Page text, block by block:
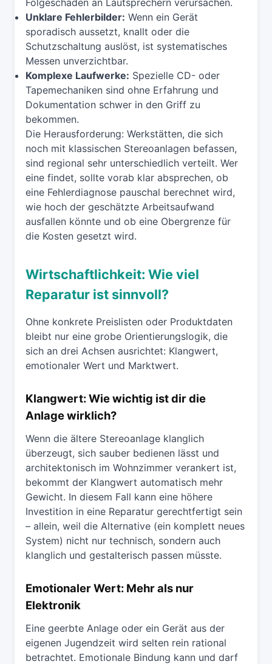
Unklare Fehlerbilder: Wenn ein Gerät
sporadisch aussetzt, knallt oder die
Schutzschaltung auslöst, ist systematisches
Messen unverzichtbar.
Komplexe Laufwerke: Spezielle CD- oder
Tapemechaniken sind ohne Erfahrung und
Dokumentation schwer in den Griff zu
bekommen.
Die Herausforderung: Werkstätten, die sich
noch mit klassischen Stereoanlagen befassen,
sind regional sehr unterschiedlich verteilt. Wer
eine findet, sollte vorab klar absprechen, ob
eine Fehlerdiagnose pauschal berechnet wird,
wie hoch der geschätzte Arbeitsaufwand
ausfallen könnte und ob eine Obergrenze für
die Kosten gesetzt wird.
Wirtschaftlichkeit: Wie viel
Reparatur ist sinnvoll?
Ohne konkrete Preislisten oder Produktdaten
bleibt nur eine grobe Orientierungslogik, die
sich an drei Achsen ausrichtet: Klangwert,
emotionaler Wert und Marktwert.
Klangwert: Wie wichtig ist dir die
Anlage wirklich?
Wenn die ältere Stereoanlage klanglich
überzeugt, sich sauber bedienen lässt und
architektonisch im Wohnzimmer verankert ist,
bekommt der Klangwert automatisch mehr
Gewicht. In diesem Fall kann eine höhere
Investition in eine Reparatur gerechtfertigt sein
– allein, weil die Alternative (ein komplett neues
System) nicht nur technisch, sondern auch
klanglich und gestalterisch passen müsste.
Emotionaler Wert: Mehr als nur
Elektronik
Eine geerbte Anlage oder ein Gerät aus der
eigenen Jugendzeit wird selten rein rational
betrachtet. Emotionale Bindung kann und darf